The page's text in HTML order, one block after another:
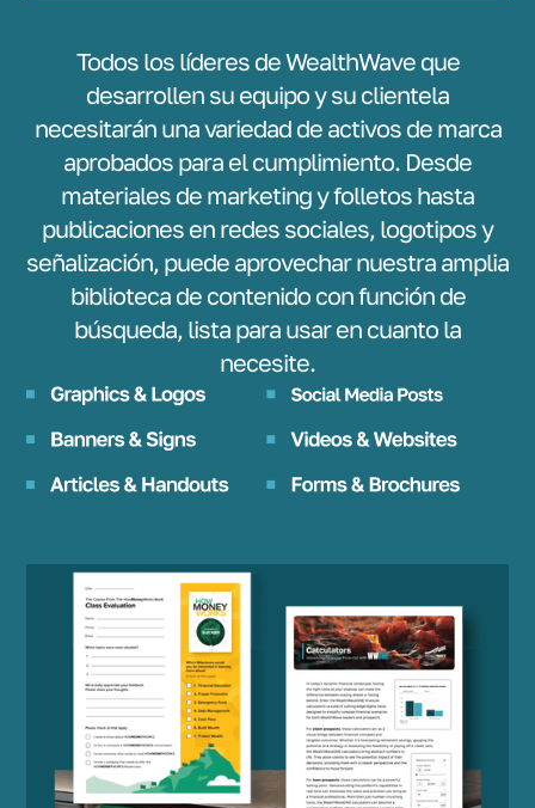
Todos los líderes de WealthWave que
desarrollen su equipo y su clientela
necesitarán una variedad de activos de marca
aprobados para el cumplimiento. Desde
materiales de marketing y folletos hasta
publicaciones en redes sociales, logotipos y
señalización, puede aprovechar nuestra amplia
biblioteca de contenido con función de
búsqueda, lista para usar en cuanto la
necesite.